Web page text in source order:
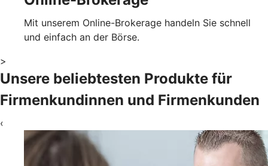
Mit unserem Online-Brokerage handeln Sie schnell
und einfach an der Börse.
>
Unsere beliebtesten Produkte für
Firmenkundinnen und Firmenkunden
‹